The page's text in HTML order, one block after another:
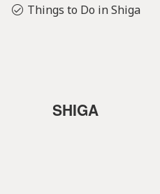
Things to Do in Shiga
SHIGA